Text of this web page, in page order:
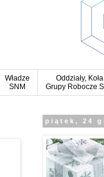
Władze
SNM
Oddziały,
Grupy Robocze
piątek, 24